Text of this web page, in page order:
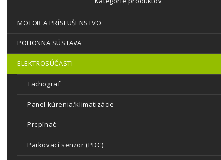
MOTOR A PRÍSLUŠENSTVO
POHONNÁ SÚSTAVA
ELEKTROSÚČASTI
Tachograf
Panel kúrenia/klimatizácie
Prepínač
Parkovací senzor (PDC)